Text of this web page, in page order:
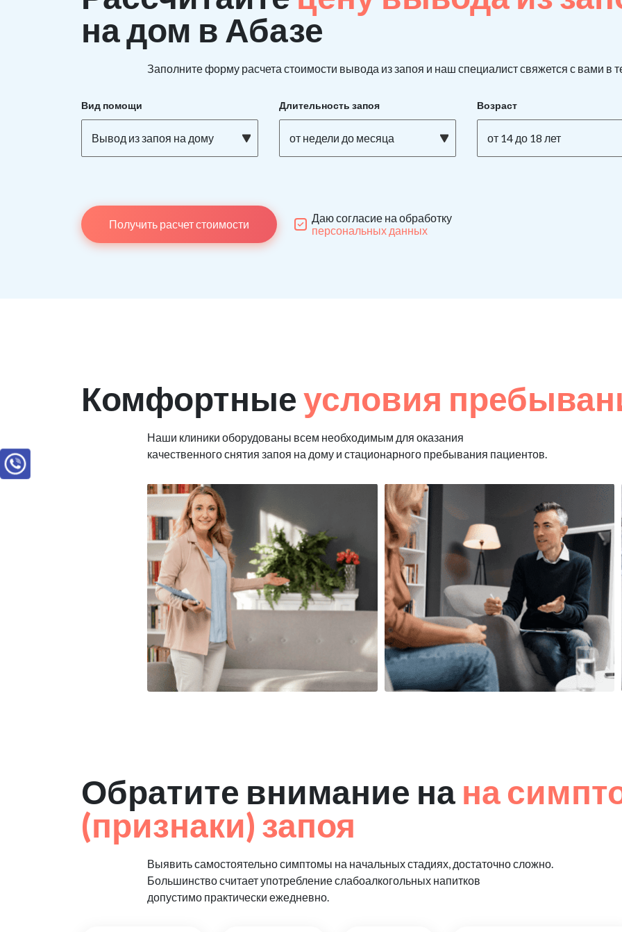
на дом в Абазе
Заполните форму расчета стоимости вывода из запоя и наш специалист свяжется с вами в
Вид помощи
Вывод из запоя на дому
Длительность запоя
от недели до месяца
Возраст
от 14 до 18 лет
Получить расчет стоимости
Даю согласие на обработку
персональных данных
Комфортныеусловия
Наши клиники оборудованы всем необходимым для оказания
качественного снятия запоя на дому и стационарного пребывания пациентов.
Обратите внимание на на
(признаки) запоя
Выявить самостоятельно симптомы на начальных стадиях, достаточно сложно.
Большинство считает употребление слабоалкогольных напитков
допустимо практически ежедневно.